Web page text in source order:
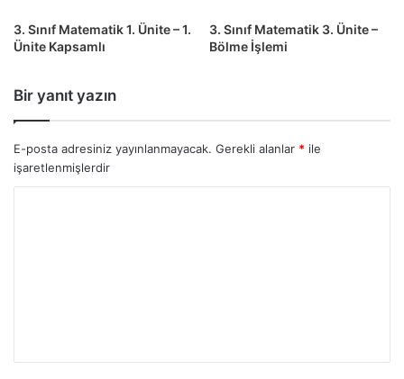
3. Sınıf Matematik 1. Ünite – 1.
Ünite Kapsamlı
3. Sınıf Matematik 3. Ünite –
Bölme İşlemi
Bir yanıt yazın
E-posta adresiniz yayınlanmayacak. Gerekli alanlar * ile
işaretlenmişlerdir